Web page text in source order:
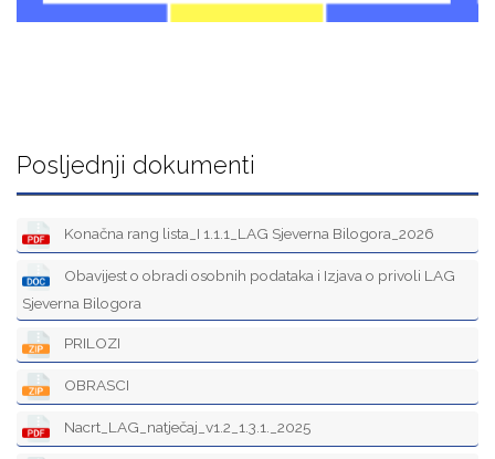
Posljednji dokumenti
Konačna rang lista_I 1.1.1_LAG Sjeverna Bilogora_2026
Obavijest o obradi osobnih podataka i Izjava o privoli LAG
Sjeverna Bilogora
PRILOZI
OBRASCI
Nacrt_LAG_natječaj_v1.2_1.3.1._2025